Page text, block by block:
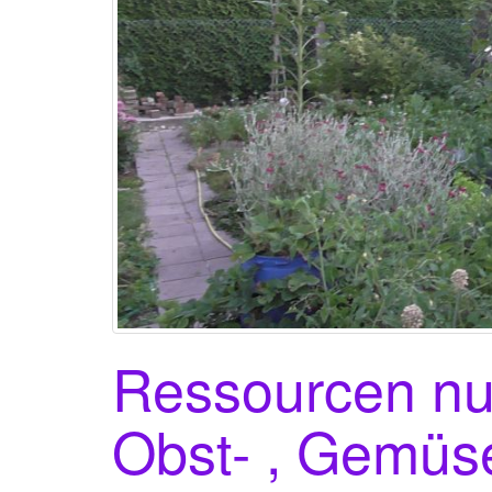
Ressourcen
Obst- ,